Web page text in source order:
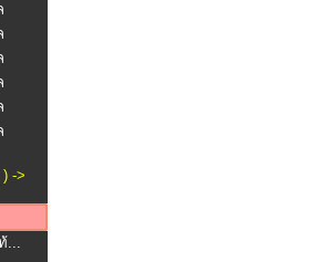
->
...